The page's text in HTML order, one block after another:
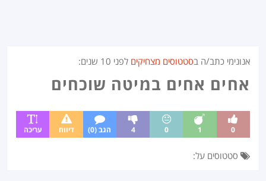
אנונימי כתב/ה בסטטוסים מצחיקים לפני 10 שנים :
אחים אחים במיטה שוכחים
0
1
0
4 הגב (0) דיווח עריכה
סטטוסים על: